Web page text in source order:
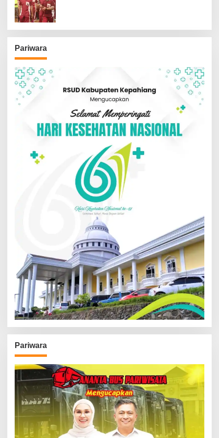
Pariwara
Pariwara